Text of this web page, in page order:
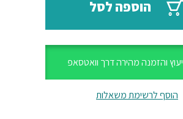
הוספה לסל
יעוץ והזמנה מהירה דרך וואטסאפ
הוסף לרשימת משאלות